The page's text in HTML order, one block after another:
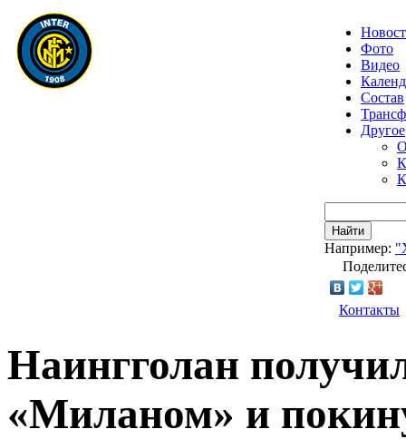
Фото
Видео
Состав
Другое
Найти
Например:
Контакты
Наингголан
«Миланом» и